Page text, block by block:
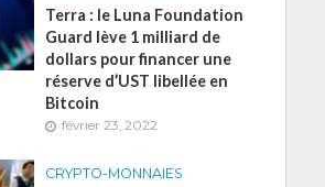
Terra : le Luna Foundation
Guard lève 1 milliard de
dollars pour financer une
réserve d’UST libellée en
Bitcoin
février 23, 2022
CRYPTO-MONNAIES